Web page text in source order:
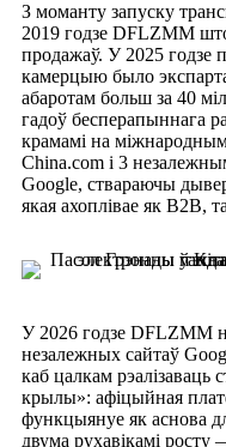
З моманту запуску
2019 годзе DFLZMM
продажаў. У 2025 годзе
камерцыю было
абаротам больш за 40
гадоў бесперапыннага
крамамі на
China.com і 3
Google, ствараючы
якая ахоплівае як B2B,
У 2026 годзе DFLZMM
незалежных сайтаў
каб цалкам
крылы»: афіцыйная
функцыянуе як аснова
двума рухавікамі